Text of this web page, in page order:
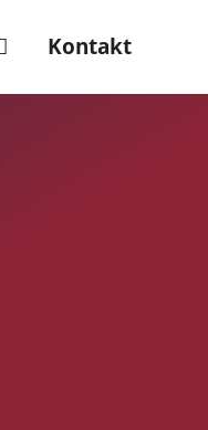
Kontakt